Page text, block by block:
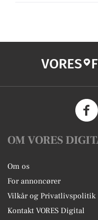
VORES
OM VORES
Om os
For annoncører
Vilkår og Privatlivspolitik
Kontakt VORES Digital